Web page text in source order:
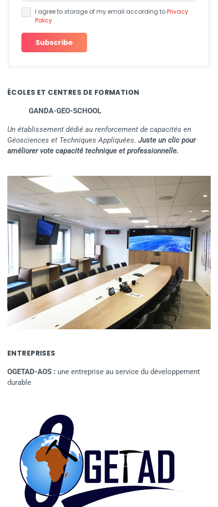
I agree to storage of my email according toPrivacy
Policy
ÉCOLES ET CENTRES DE FORMATION
GANDA-GEO-SCHOOL
Un établissement dédié au renforcement de capacités en
Géosciences et Techniques Appliquées. Juste un clic pour
améliorer vote capacité technique et professionnelle.
ENTREPRISES
OGETAD-AOS : une entreprise au service du développement
durable